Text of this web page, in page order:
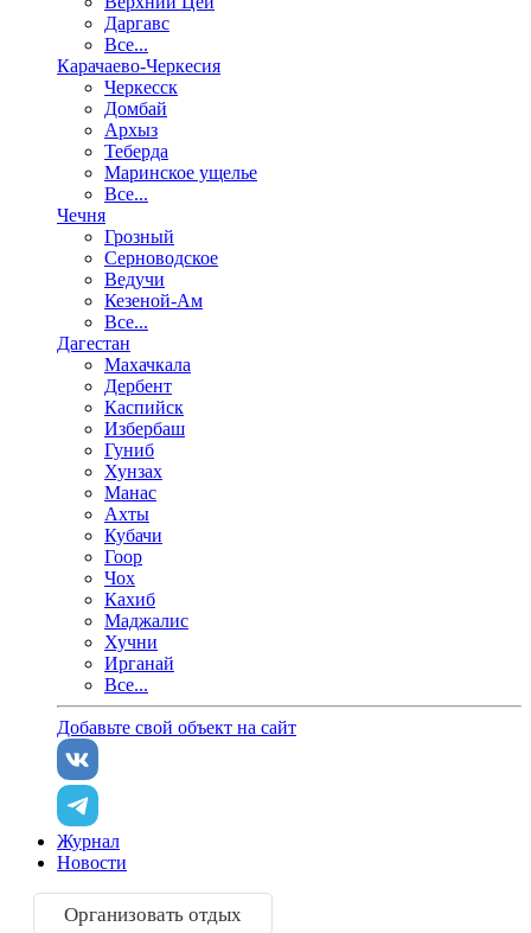
Даргавс
Все...
Карачаево-Черкесия
Черкесск
Домбай
Архыз
Теберда
Маринское ущелье
Все...
Чечня
Грозный
Серноводское
Ведучи
Кезеной-Ам
Все...
Дагестан
Махачкала
Дербент
Каспийск
Избербаш
Гуниб
Хунзах
Манас
Ахты
Кубачи
Гоор
Чох
Кахиб
Маджалис
Хучни
Ирганай
Все...
Добавьте свой объект на сайт
Журнал
Новости
Организовать отдых